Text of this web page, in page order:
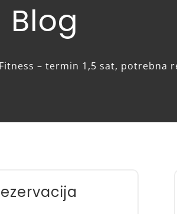
Blog
Fitness – termin 1,5 sat, potrebna